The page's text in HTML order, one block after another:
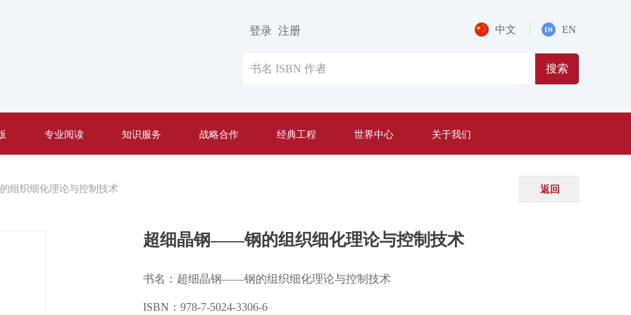
搜索
中文 EN
登录 注册
专业阅读 知识服务 战略合作 经典工程 世界中心 关于我们
组织细化理论与控制技术
超细晶钢——钢的组织细化理论与控制技术
书名：超细晶钢——钢的组织细化理论与控制技术
ISBN：978-7-5024-3306-6
返回